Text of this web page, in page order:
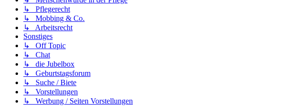
↳ Pflegerecht
↳ Mobbing & Co.
↳ Arbeitsrecht
Sonstiges
↳ Off Topic
↳ Chat
↳ die Jubelbox
↳ Geburtstagsforum
↳ Suche / Biete
↳ Vorstellungen
↳ Werbung / Seiten Vorstellungen